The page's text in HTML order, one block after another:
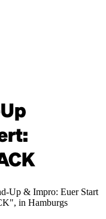
Up & Impro: Euer Start
in Hamburgs